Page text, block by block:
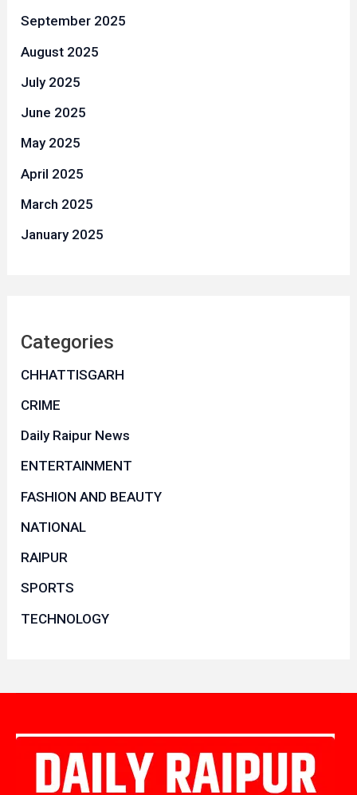
September 2025
August 2025
July 2025
June 2025
May 2025
April 2025
March 2025
January 2025
Categories
CHHATTISGARH
CRIME
Daily Raipur News
ENTERTAINMENT
FASHION AND BEAUTY
NATIONAL
RAIPUR
SPORTS
TECHNOLOGY